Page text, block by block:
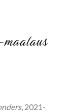
maalaus
, 2021-